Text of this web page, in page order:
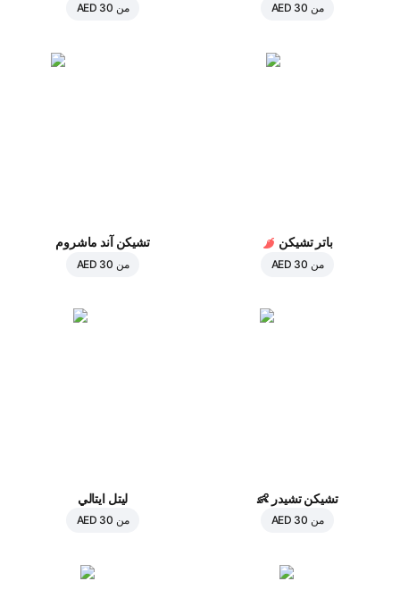
من AED 30 من AED 30
باتر تشيكن
من AED 30
تشيكن آند ماشروم
من AED 30
تشيكن تشيدر 👶
من AED 30
ليتل ايتالي
من AED 30